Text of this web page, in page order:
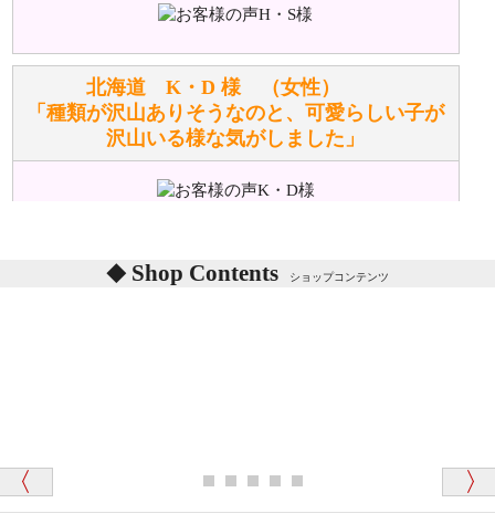
るみのお手入れ方法を教えてください。
詳しくはこちら をご覧ください。
ぬいぐるみの耳に付いているボタンやタグに、何か意
味などがありますか？
詳しくはこちらをご覧ください。
体をねかせたりおこしたりすると「グーグー」と鳴く
北海道 K・D 様 （女性）
「種類が沢山ありそうなのと、可愛らしい子が
沢山いる様な気がしました」
東京都 M・K 様 （女性）
「対応はどちらも丁寧でした。値段と他の融通
「商品説明が細やかで丁寧であったことです」
Shop Contents ショップコンテンツ